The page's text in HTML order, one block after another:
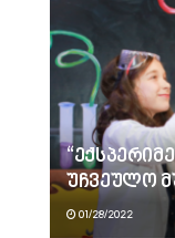
უჩვეულო
01/28/2022